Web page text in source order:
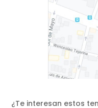
¿Te interesan estos